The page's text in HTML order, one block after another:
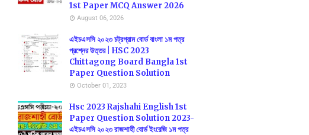
1st Paper MCQ Answer 2026
August 06, 2026
এইচএসসি ২০২৩ চট্রগ্রাম বোর্ড বাংলা ১ম পত্র
প্রশ্নের উত্তর | HSC 2023
Chittagong Board Bangla 1st
Paper Question Solution
October 01, 2023
Hsc 2023 Rajshahi English 1st
Paper Question Solution 2023-
এইচএসসি ২০২৩ রাজশাহী বোর্ড ইংরেজি ১ম পত্র